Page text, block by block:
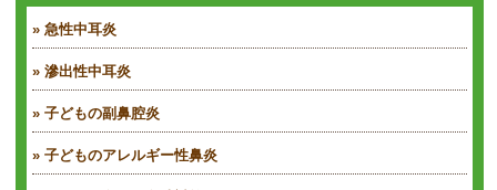
» 急性中耳炎
» 滲出性中耳炎
» 子どもの副鼻腔炎
» 子どものアレルギー性鼻炎